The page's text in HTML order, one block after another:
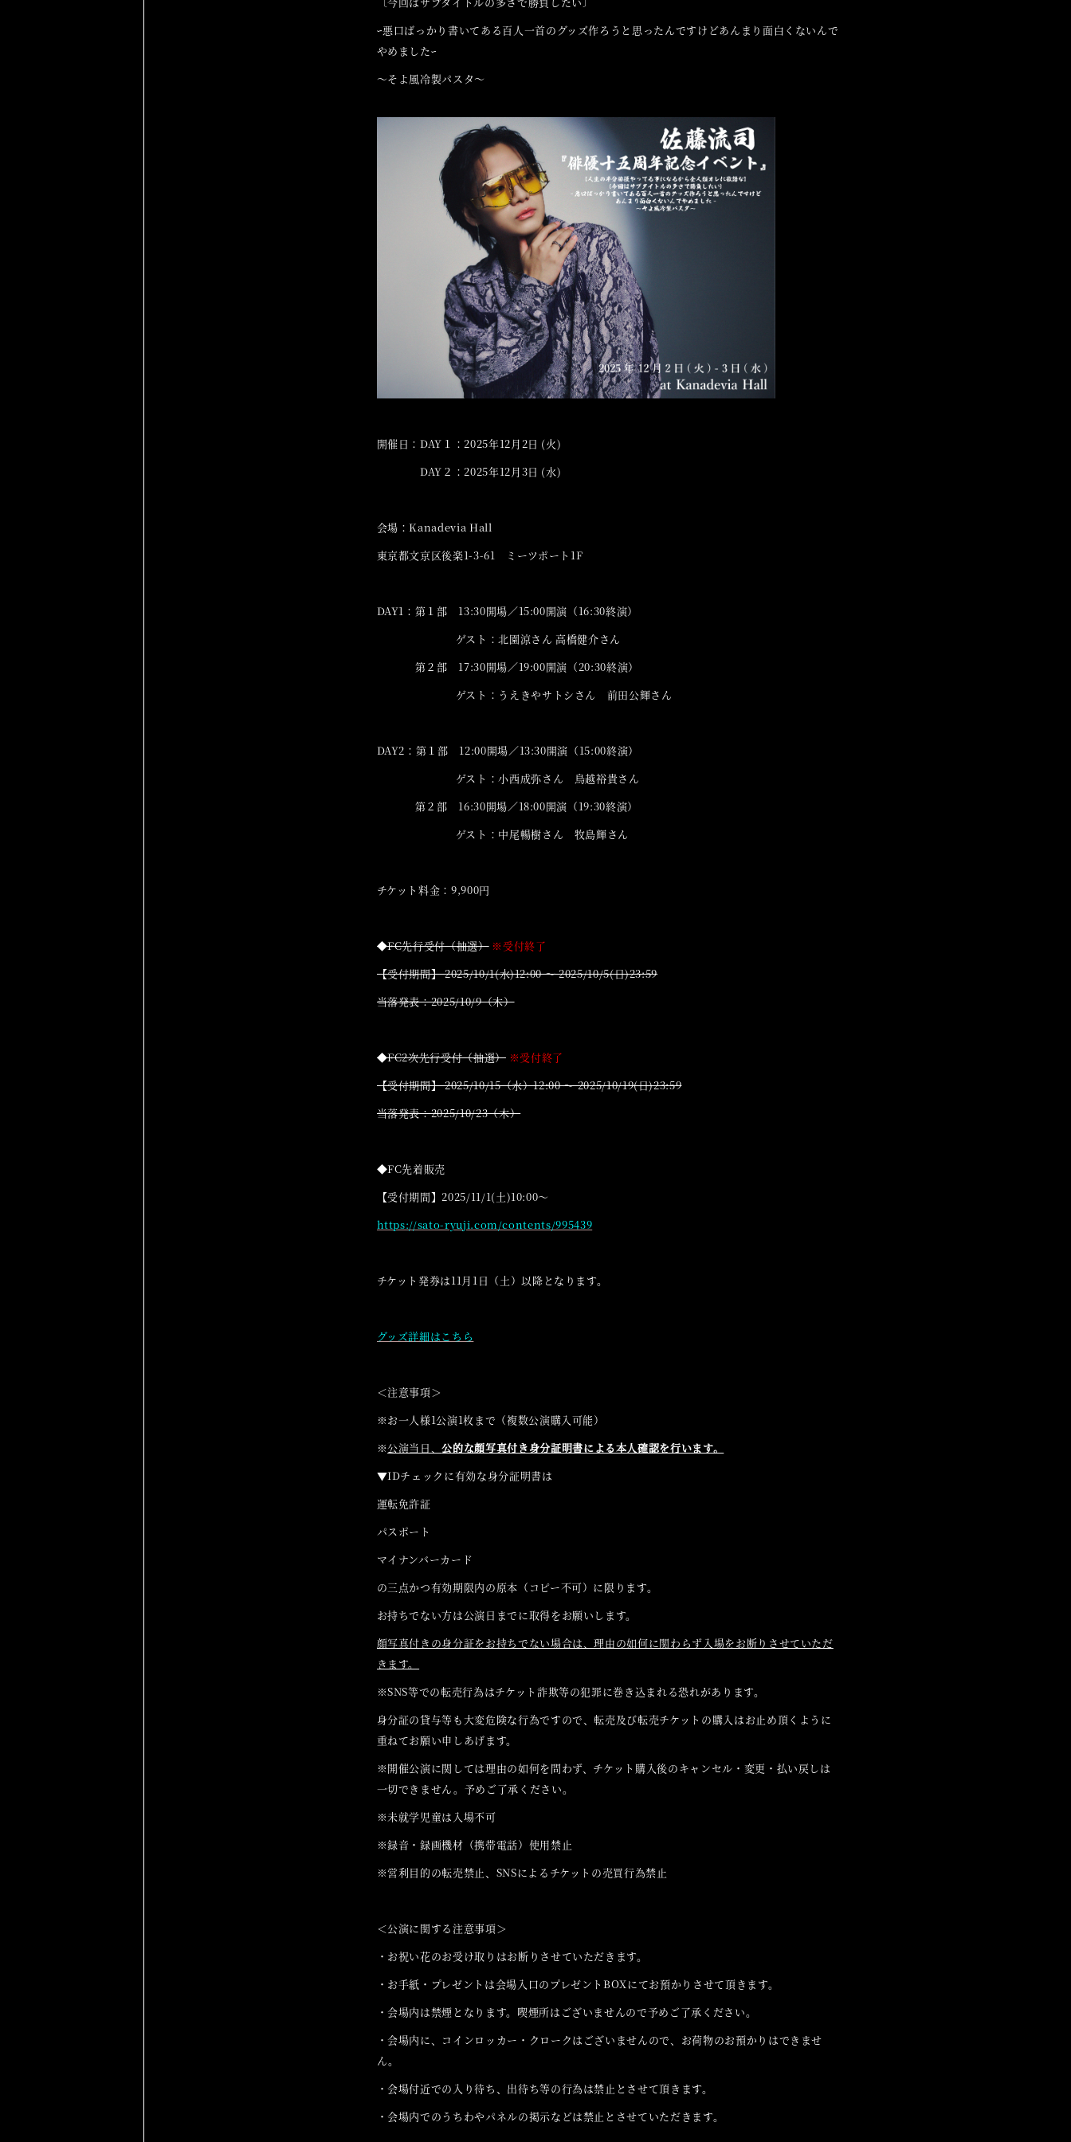
ｰ悪口ばっかり書いてある百人一首のグッズ作ろうと思ったんですけどあんまり面白くないんで
やめましたｰ
～そよ風冷製パスタ～
開催日：DAY１：2025年12月2日 (火)
DAY２：2025年12月3日 (水)
会場：Kanadevia Hall
東京都文京区後楽1-3-61 ミーツポート1F
DAY1：第１部 13:30開場／15:00開演（16:30終演）
ゲスト：北園涼さん 高橋健介さん
第２部 17:30開場／19:00開演（20:30終演）
ゲスト：うえきやサトシさん 前田公輝さん
DAY2：第１部 12:00開場／13:30開演（15:00終演）
ゲスト：小西成弥さん 鳥越裕貴さん
第２部 16:30開場／18:00開演（19:30終演）
ゲスト：中尾暢樹さん 牧島輝さん
チケット料金：9,900円
◆FC先行受付（抽選） ※受付終了
【受付期間】 2025/10/1(水)12:00 〜 2025/10/5(日)23:59
当落発表：2025/10/9（木）
◆FC2次先行受付（抽選） ※受付終了
【受付期間】 2025/10/15（水）12:00 ～ 2025/10/19(日)23:59
当落発表：2025/10/23（木）
◆FC先着販売
【受付期間】2025/11/1(土)10:00～
https://sato-ryuji.com/contents/995439
チケット発券は11月1日（土）以降となります。
グッズ詳細はこちら
＜注意事項＞
※お一人様1公演1枚まで（複数公演購入可能）
※公演当日、公的な顔写真付き身分証明書による本人確認を行います。
▼IDチェックに有効な身分証明書は
運転免許証
パスポート
マイナンバーカード
の三点かつ有効期限内の原本（コピー不可）に限ります。
お持ちでない方は公演日までに取得をお願いします。
顔写真付きの身分証をお持ちでない場合は、理由の如何に関わらず入場をお断りさせていただ
きます。
※SNS等での転売行為はチケット詐欺等の犯罪に巻き込まれる恐れがあります。
身分証の貸与等も大変危険な行為ですので、転売及び転売チケットの購入はお止め頂くように
重ねてお願い申しあげます。
※開催公演に関しては理由の如何を問わず、チケット購入後のキャンセル・変更・払い戻しは
一切できません。予めご了承ください。
※未就学児童は入場不可
※録音・録画機材（携帯電話）使用禁止
※営利目的の転売禁止、SNSによるチケットの売買行為禁止
＜公演に関する注意事項＞
・お祝い花のお受け取りはお断りさせていただきます。
・お手紙・プレゼントは会場入口のプレゼントBOXにてお預かりさせて頂きます。
・会場内は禁煙となります。喫煙所はございませんので予めご了承ください。
・会場内に、コインロッカー・クロークはございませんので、お荷物のお預かりはできませ
ん。
・会場付近での入り待ち、出待ち等の行為は禁止とさせて頂きます。
・会場内でのうちわやパネルの掲示などは禁止とさせていただきます。